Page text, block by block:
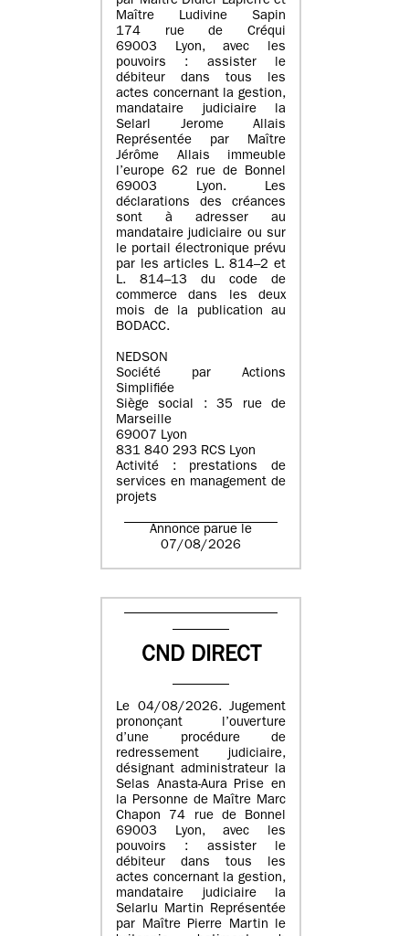
Maître Ludivine Sapin
174 rue de Créqui
69003 Lyon, avec les
pouvoirs : assister le
débiteur dans tous les
actes concernant la gestion,
mandataire judiciaire la
Selarl Jerome Allais
Représentée par Maître
Jérôme Allais immeuble
l’europe 62 rue de Bonnel
69003 Lyon. Les
déclarations des créances
sont à adresser au
mandataire judiciaire ou sur
le portail électronique prévu
par les articles L. 814–2 et
L. 814–13 du code de
commerce dans les deux
mois de la publication au
BODACC.
NEDSON
Société par Actions
Simplifiée
Siège social : 35 rue de
Marseille
69007 Lyon
831 840 293 RCS Lyon
Activité : prestations de
services en management de
projets
Annonce parue le
07/08/2026
CND DIRECT
Le 04/08/2026. Jugement
prononçant l’ouverture
d’une procédure de
redressement judiciaire,
désignant administrateur la
Selas Anasta-Aura Prise en
la Personne de Maître Marc
Chapon 74 rue de Bonnel
69003 Lyon, avec les
pouvoirs : assister le
débiteur dans tous les
actes concernant la gestion,
mandataire judiciaire la
Selarlu Martin Représentée
par Maître Pierre Martin le